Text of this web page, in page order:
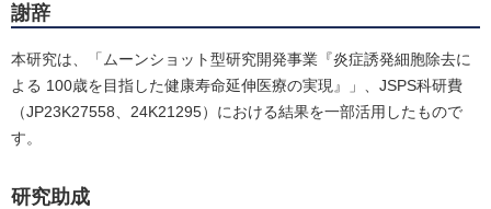
謝辞
本研究は、「ムーンショット型研究開発事業『炎症誘発細胞除去に
よる 100歳を目指した健康寿命延伸医療の実現』」、JSPS科研費
（JP23K27558、24K21295）における結果を一部活用したもので
す。
研究助成